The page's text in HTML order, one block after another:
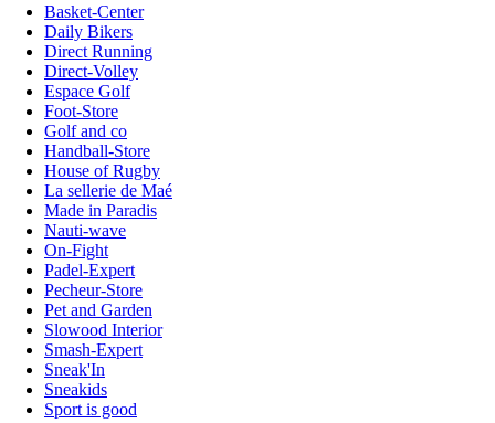
Basket-Center
Daily Bikers
Direct Running
Direct-Volley
Espace Golf
Foot-Store
Golf and co
Handball-Store
House of Rugby
La sellerie de Maé
Made in Paradis
Nauti-wave
On-Fight
Padel-Expert
Pecheur-Store
Pet and Garden
Slowood Interior
Smash-Expert
Sneak'In
Sneakids
Sport is good